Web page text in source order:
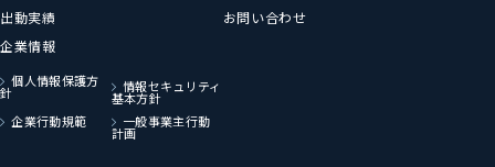
出動実績
企業情報
お問い合わせ
個人情報保護方
針 情報セキュリティ
基本方針
企業行動規範
一般事業主行動
計画